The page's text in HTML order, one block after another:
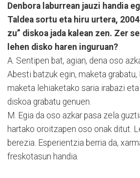
Denbora laburrean jauzi handia
Taldea sortu eta hiru urtera,
zu” diskoa jada kalean zen. Zer
lehen disko haren inguruan?
A. Sentipen bat, agian, dena oso
Abesti batzuk egin, maketa grabatu,
maketa lehiaketako saria irabazi
diskoa grabatu genuen.
M. Egia da oso azkar pasa zela
hartako oroitzapen oso onak ditut.
berezia. Esperientzia berria da,
freskotasun handia.